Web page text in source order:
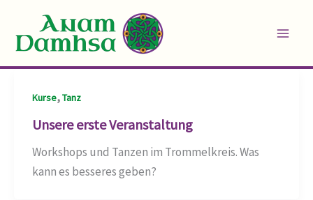
content
Kurse,Tanz
Unsere erste Veranstaltung
Workshops und Tanzen im Trommelkreis. Was
kann es besseres geben?